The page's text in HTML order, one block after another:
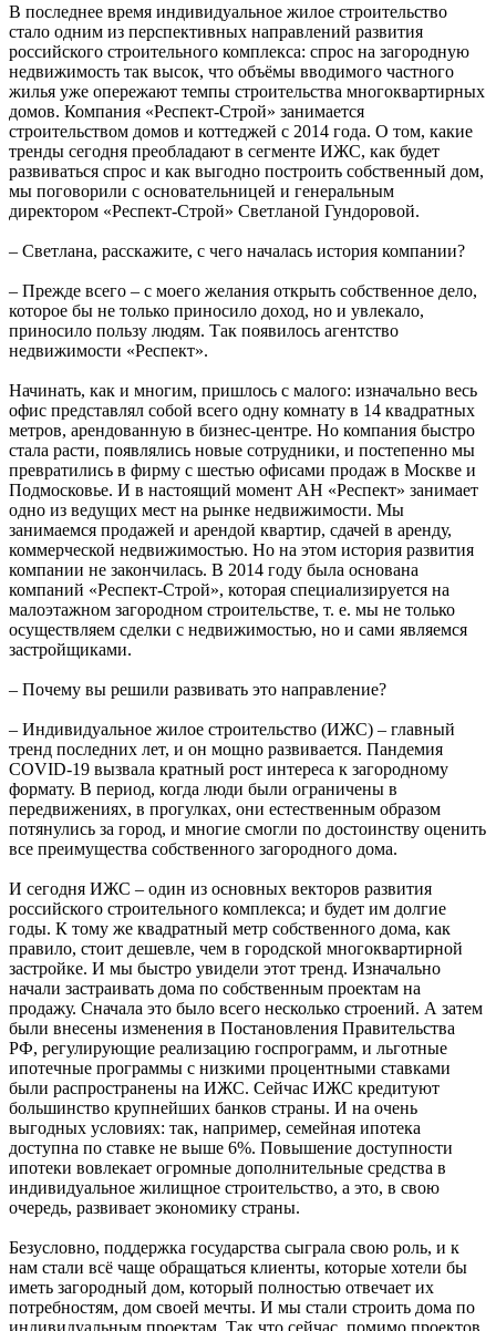
В последнее время индивидуальное жилое строительство
стало одним из перспективных направлений развития
российского строительного комплекса: спрос на загородную
недвижимость так высок, что объёмы вводимого частного
жилья уже опережают темпы строительства многоквартирных
домов. Компания «Респект-Строй» занимается
строительством домов и коттеджей с 2014 года. О том, какие
тренды сегодня преобладают в сегменте ИЖС, как будет
развиваться спрос и как выгодно построить собственный дом,
мы поговорили с основательницей и генеральным
директором «Респект-Строй» Светланой Гундоровой.
– Светлана, расскажите, с чего началась история компании?
– Прежде всего – с моего желания открыть собственное дело,
которое бы не только приносило доход, но и увлекало,
приносило пользу людям. Так появилось агентство
недвижимости «Респект».
Начинать, как и многим, пришлось с малого: изначально весь
офис представлял собой всего одну комнату в 14 квадратных
метров, арендованную в бизнес-центре. Но компания быстро
стала расти, появлялись новые сотрудники, и постепенно мы
превратились в фирму с шестью офисами продаж в Москве и
Подмосковье. И в настоящий момент АН «Респект» занимает
одно из ведущих мест на рынке недвижимости. Мы
занимаемся продажей и арендой квартир, сдачей в аренду,
коммерческой недвижимостью. Но на этом история развития
компании не закончилась. В 2014 году была основана
компаний «Респект-Строй», которая специализируется на
малоэтажном загородном строительстве, т. е. мы не только
осуществляем сделки с недвижимостью, но и сами являемся
застройщиками.
– Почему вы решили развивать это направление?
– Индивидуальное жилое строительство (ИЖС) – главный
тренд последних лет, и он мощно развивается. Пандемия
COVID-19 вызвала кратный рост интереса к загородному
формату. В период, когда люди были ограничены в
передвижениях, в прогулках, они естественным образом
потянулись за город, и многие смогли по достоинству оценить
все преимущества собственного загородного дома.
И сегодня ИЖС – один из основных векторов развития
российского строительного комплекса; и будет им долгие
годы. К тому же квадратный метр собственного дома, как
правило, стоит дешевле, чем в городской многоквартирной
застройке. И мы быстро увидели этот тренд. Изначально
начали застраивать дома по собственным проектам на
продажу. Сначала это было всего несколько строений. А затем
были внесены изменения в Постановления Правительства
РФ, регулирующие реализацию госпрограмм, и льготные
ипотечные программы с низкими процентными ставками
были распространены на ИЖС. Сейчас ИЖС кредитуют
большинство крупнейших банков страны. И на очень
выгодных условиях: так, например, семейная ипотека
доступна по ставке не выше 6%. Повышение доступности
ипотеки вовлекает огромные дополнительные средства в
индивидуальное жилищное строительство, а это, в свою
очередь, развивает экономику страны.
Безусловно, поддержка государства сыграла свою роль, и к
нам стали всё чаще обращаться клиенты, которые хотели бы
иметь загородный дом, который полностью отвечает их
потребностям, дом своей мечты. И мы стали строить дома по
индивидуальным проектам. Так что сейчас, помимо проектов